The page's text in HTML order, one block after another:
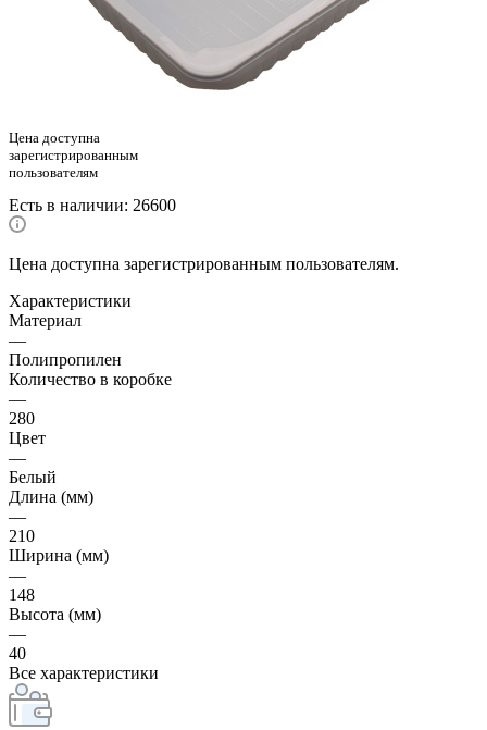
Цена доступна
зарегистрированным
пользователям
Есть в наличии: 26600
Цена доступна зарегистрированным пользователям.
Характеристики
Материал
—
Полипропилен
Количество в коробке
—
280
Цвет
—
Белый
Длина (мм)
—
210
Ширина (мм)
—
148
Высота (мм)
—
40
Все характеристики